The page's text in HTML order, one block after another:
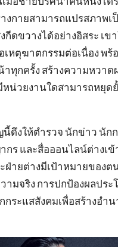
งกายสามารถแปรสภาพเ
กีดขวางได้อย่างอิสระ เข
เหตุฆาตกรรมต่อเนื่อง พร้
าทุกครั้ง สร้างความหวาด
หน่วยงานใดสามารถหยุด
ดึงให้ตำรวจ นักข่าว นักก
ร และสื่อออนไลน์ต่างเข้
ฝ่ายต่างมีเป้าหมายของต
ามจริง การปกป้องผลประ
กระแสสังคมเพื่อสร้างอำ